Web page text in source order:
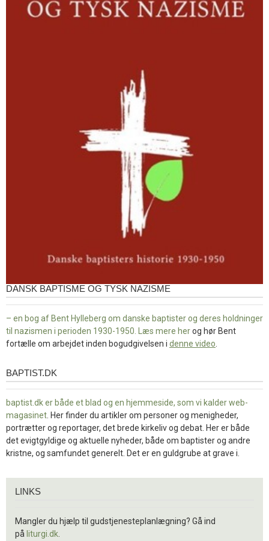
DANSK BAPTISME OG TYSK NAZISME
– en bog af Bent Hylleberg om danske baptister og deres holdninger
til nazismen i perioden 1930-1950. Læs mere herog hør Bent
fortælle om arbejdet inden bogudgivelsen i denne video
baptist.dk
BAPTIST.DK
baptist.dk er både et blad og en hjemmeside, som vi kalder web-
magasinet . Her finder du artikler om personer og menigheder,
portrætter og reportager, det brede kirkeliv og debat. Her er både
det evigtgyldige og aktuelle nyheder, både om baptister og andre
kristne, og samfundet generelt. Det er en guldgrube at grave i.
LINKS
Mangler du hjælp til gudstjenesteplanlægning? Gå ind
på liturgi.dk